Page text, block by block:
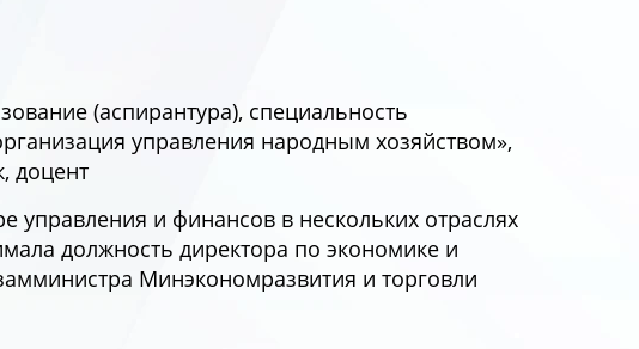
(аспирантура), специальность
управления народным хозяйством»,
доцент
и финансов в нескольких отраслях
должность директора по экономике и
Минэкономразвития и торговли